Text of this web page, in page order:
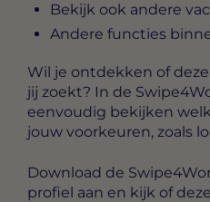
Bekijk ook andere
Andere functies
Wil je ontdekken of
jij zoekt? In de
eenvoudig bekijken
jouw voorkeuren, zoals
Download de
profiel aan en kijk of